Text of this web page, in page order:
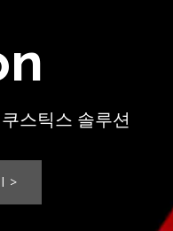
스틱스 솔루션
>